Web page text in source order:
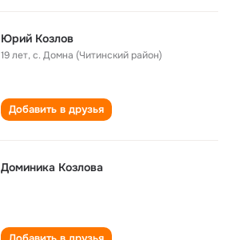
Юрий Козлов
19 лет,с. Домна (Читинский район)
Добавить в друзья
Доминика Козлова